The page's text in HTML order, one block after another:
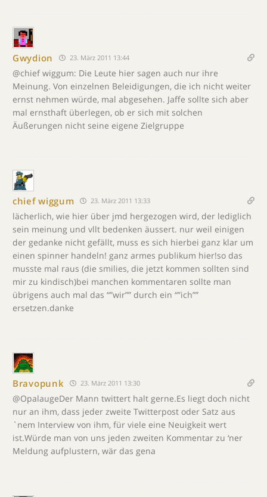
Gwydion 23. März 2011 13:44
@chief wiggum: Die Leute hier sagen auch nur ihre
Meinung. Von einzelnen Beleidigungen, die ich nicht weiter
ernst nehmen würde, mal abgesehen. Jaffe sollte sich aber
mal ernsthaft überlegen, ob er sich mit solchen
Äußerungen nicht seine eigene Zielgruppe
chief wiggum 23. März 2011 13:33
lächerlich, wie hier über jmd hergezogen wird, der lediglich
sein meinung und vllt bedenken äussert. nur weil einigen
der gedanke nicht gefällt, muss es sich hierbei ganz klar um
einen spinner handeln! ganz armes publikum hier!so das
musste mal raus (die smilies, die jetzt kommen sollten sind
mir zu kindisch)bei manchen kommentaren sollte man
übrigens auch mal das “”wir”” durch ein “”ich””
ersetzen.danke
Bravopunk 23. März 2011 13:30
@OpalaugeDer Mann twittert halt gerne.Es liegt doch nicht
nur an ihm, dass jeder zweite Twitterpost oder Satz aus
`nem Interview von ihm, für viele eine Neuigkeit wert
ist.Würde man von uns jeden zweiten Kommentar zu ‘ner
Meldung aufplustern, wär das gena